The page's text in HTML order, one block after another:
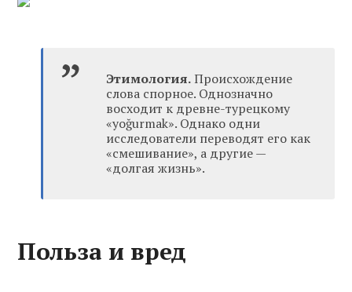
Этимология.Происхождение
слова спорное. Однозначно
восходит к древне-турецкому
«yoğurmak». Однако одни
исследователи переводят его как
«смешивание», а другие —
«долгая жизнь».
Польза и вред